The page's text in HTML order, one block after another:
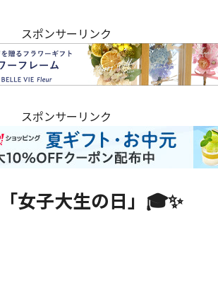
スポンサーリンク
スポンサーリンク
女子大生の日」🎓✨